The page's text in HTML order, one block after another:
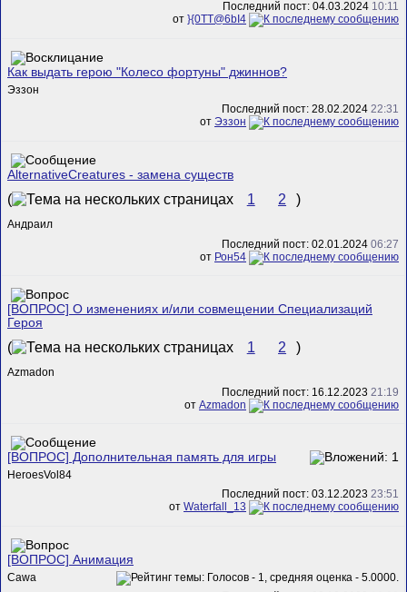
Последний пост: 04.03.2024 10:11
от }{0TT@6bI4
Как выдать герою "Колесо фортуны" джиннов?
Эззон
Последний пост: 28.02.2024 22:31
от Эззон
AlternativeCreatures - замена существ
( 1 2 )
Андраил
Последний пост: 02.01.2024 06:27
от Рон54
[ВОПРОС] О изменениях и/или совмещении Специализаций
Героя
( 1 2 )
Azmadon
Последний пост: 16.12.2023 21:19
от Azmadon
[ВОПРОС] Дополнительная память для игры
HeroesVol84
Последний пост: 03.12.2023 23:51
от Waterfall_13
[ВОПРОС] Анимация
Cawa